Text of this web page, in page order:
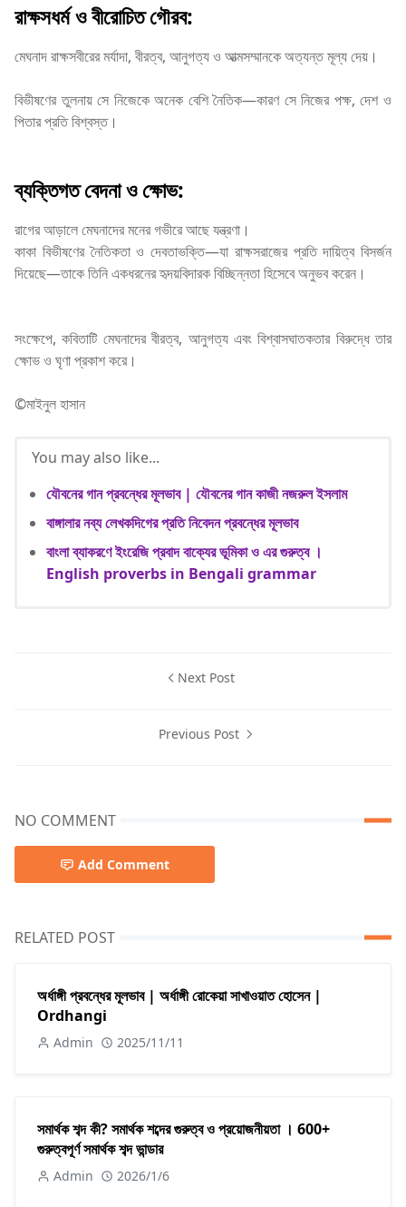
রাক্ষসধর্ম ও বীরোচিত গৌরব:
মেঘনাদ রাক্ষসবীরের মর্যাদা, বীরত্ব, আনুগত্য ও আত্মসম্মানকে অত্যন্ত মূল্য দেয়।
বিভীষণের তুলনায় সে নিজেকে অনেক বেশি নৈতিক—কারণ সে নিজের পক্ষ, দেশ ও
পিতার প্রতি বিশ্বস্ত।
ব্যক্তিগত বেদনা ও ক্ষোভ:
রাগের আড়ালে মেঘনাদের মনের গভীরে আছে যন্ত্রণা।
কাকা বিভীষণের নৈতিকতা ও দেবতাভক্তি—যা রাক্ষসরাজের প্রতি দায়িত্ব বিসর্জন
দিয়েছে—তাকে তিনি একধরনের হৃদয়বিদারক বিচ্ছিন্নতা হিসেবে অনুভব করেন।
সংক্ষেপে, কবিতাটি মেঘনাদের বীরত্ব, আনুগত্য এবং বিশ্বাসঘাতকতার বিরুদ্ধে তার
ক্ষোভ ও ঘৃণা প্রকাশ করে।
©মাইনুল হাসান
You may also like...
যৌবনের গান প্রবন্ধের মূলভাব | যৌবনের গান কাজী নজরুল ইসলাম
বাঙ্গালার নব্য লেখকদিগের প্রতি নিবেদন প্রবন্ধের মূলভাব
বাংলা ব্যাকরণে ইংরেজি প্রবাদ বাক্যের ভূমিকা ও এর গুরুত্ব ।
English proverbs in Bengali grammar
Next Post
Previous Post
NO COMMENT
Add Comment
RELATED POST
অর্ধাঙ্গী প্রবন্ধের মূলভাব | অর্ধাঙ্গী রোকেয়া সাখাওয়াত হোসেন |
Ordhangi
Admin 2025/11/11
সমার্থক শব্দ কী? সমার্থক শব্দের গুরুত্ব ও প্রয়োজনীয়তা । 600+
গুরুত্বপূর্ণ সমার্থক শব্দ ভান্ডার
Admin 2026/1/6